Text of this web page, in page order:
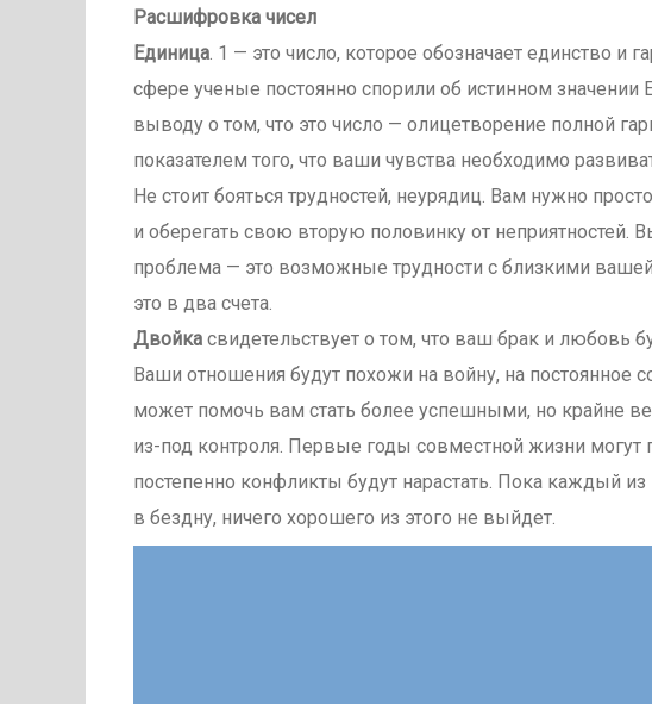
Расшифровка чисел
Единица . 1 — это число, которое обозначает единство
сфере ученые постоянно спорили об истинном
выводу о том, что это число — олицетворение полной
показателем того, что ваши чувства необходимо
Не стоит бояться трудностей, неурядиц. Вам нужно
и оберегать свою вторую половинку от неприятностей.
проблема — это возможные трудности с близкими
это в два счета.
Двойка свидетельствует о том, что ваш брак и любовь
Ваши отношения будут похожи на войну, на постоянное
может помочь вам стать более успешными, но крайне
из-под контроля. Первые годы совместной жизни могут
постепенно конфликты будут нарастать. Пока каждый
в бездну, ничего хорошего из этого не выйдет.